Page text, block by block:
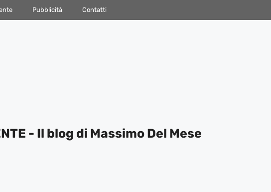
Pubblicità Contatti
- Il blog di Massimo Del Mese